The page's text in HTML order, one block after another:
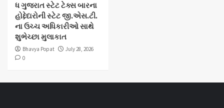
ધ ગુજરાત સ્ટેટ ટેક્સ બારના
હોદ્દેદારોની સ્ટેટ જી.એસ.ટી.
ના ઉચ્ચ અધિકારીઓ સાથે
શુભેચ્છા મુલાકાત
Bhavya Popat
July 28, 2026
0